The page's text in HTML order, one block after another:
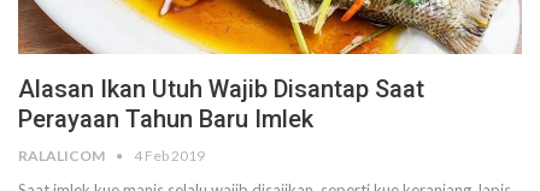
Alasan Ikan Utuh Wajib Disantap Saat
Perayaan Tahun Baru Imlek
RALALICOM 4 Feb 2019